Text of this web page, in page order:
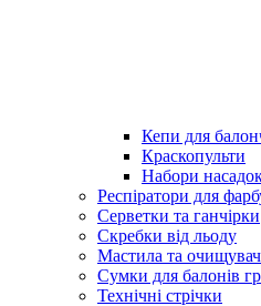
Кепи для
Краскопульти
Набори
Респіратори для
Серветки та ганчірки
Скребки від льоду
Мастила та
Сумки для балонів
Технічні стрічки